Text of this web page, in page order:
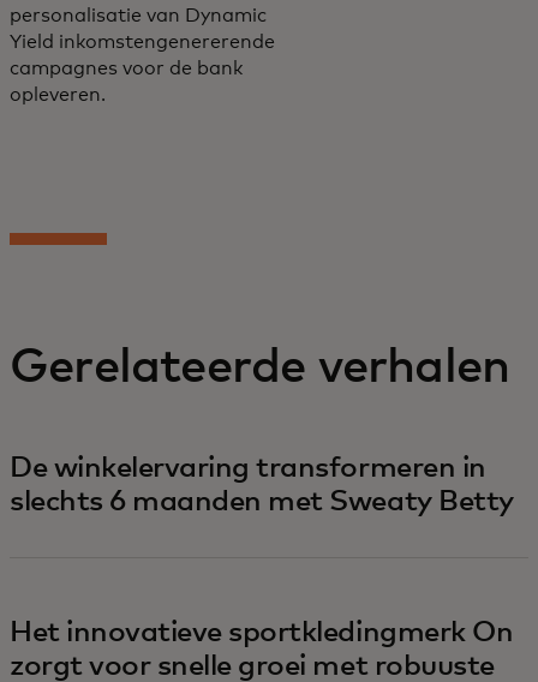
personalisatie van Dynamic
Yield inkomstengenererende
campagnes voor de bank
opleveren.
Gerelateerde verhalen
De winkelervaring transformeren in
slechts 6 maanden met Sweaty Betty
Het innovatieve sportkledingmerk On
zorgt voor snelle groei met robuuste